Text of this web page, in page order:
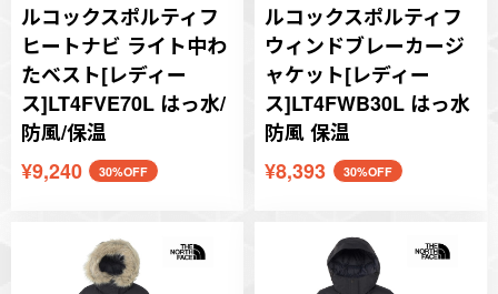
ルコックスポルティフ
ヒートナビ ライト中わ
たベスト[レディー
ス]LT4FVE70L はっ水/
防風/保温
¥9,240
30%OFF
ルコックスポルティフ
ウィンドブレーカージ
ャケット[レディー
ス]LT4FWB30L はっ水
防風 保温
¥8,393
30%OFF